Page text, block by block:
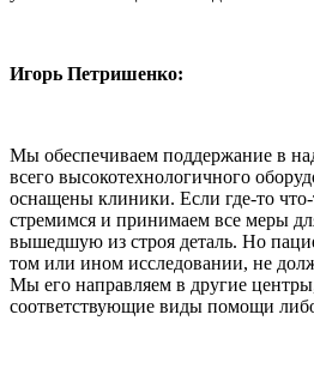
Игорь Петришенко:
Мы обеспечиваем поддержание в
всего высокотехнологичного
оснащены клиники. Если где-то
стремимся и принимаем все меры
вышедшую из строя деталь. Но
том или ином исследовании, не
Мы его направляем в другие
соответствующие виды помощи